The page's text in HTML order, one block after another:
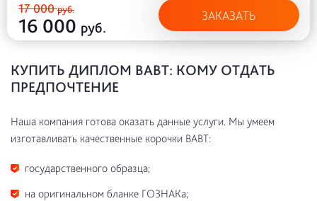
17 000руб.
16 000 руб.
ЗАКАЗАТЬ
КУПИТЬ ДИПЛОМ ВАВТ: КОМУ ОТДАТЬ
ПРЕДПОЧТЕНИЕ
Наша компания готова оказать данные услуги. Мы умеем
изготавливать качественные корочки ВАВТ:
государственного образца;
на оригинальном бланке ГОЗНАКа;